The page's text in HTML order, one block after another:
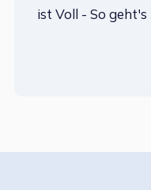
ist Voll - So geht's